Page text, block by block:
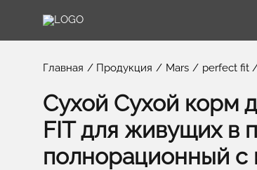
Главная Продукция Mars perfect fit
Cухой Сухой корм
FIT для живущих в
полнорационный с